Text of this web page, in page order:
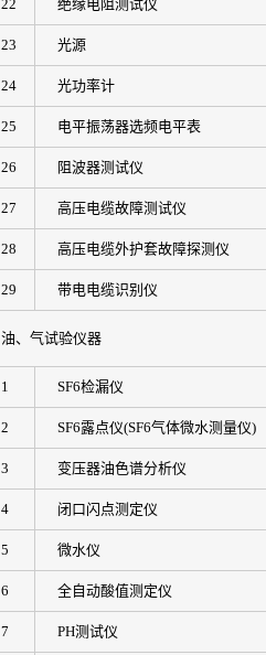
22 绝缘电阻测试仪
23 光源
24 光功率计
25 电平振荡器选频电平表
26 阻波器测试仪
27 高压电缆故障测试仪
28 高压电缆外护套故障探测仪
29 带电电缆识别仪
油、气试验仪器
1 SF6检漏仪
2 SF6露点仪(SF6气体微水测量仪)
3 变压器油色谱分析仪
4 闭口闪点测定仪
5 微水仪
6 全自动酸值测定仪
7 PH测试仪